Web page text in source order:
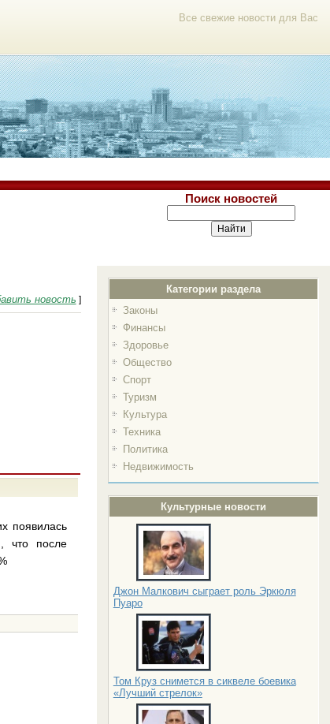
Все свежие новости для Вас
Поиск новостей
Категории раздела
Законы
Финансы
Здоровье
Общество
Спорт
Туризм
Культура
Техника
Политика
Недвижимость
Культурные новости
Джон Малкович сыграет роль Эркюля
Пуаро
Том Круз снимется в сиквеле боевика
«Лучший стрелок»
новость ]
появилась
что после